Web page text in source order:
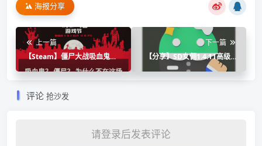
海报分享
上一篇
【Steam】僵尸大战吸血鬼游
戏节特惠游戏一览
下一篇
【分享】SD女佣1.4.11高级版
🏀安卓手机瘦身清理必备
评论 抢沙发
请登录后发表评论